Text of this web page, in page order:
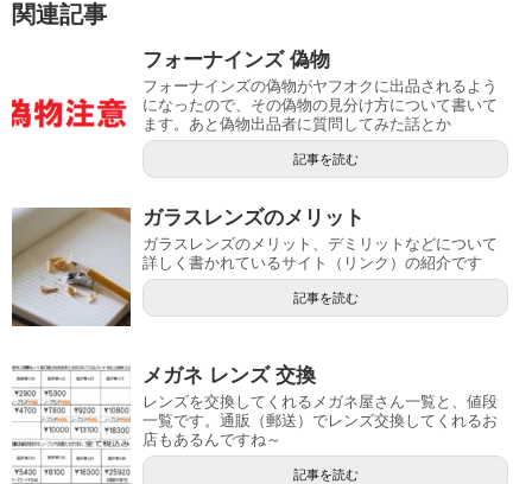
関連記事
フォーナインズ 偽物
フォーナインズの偽物がヤフオクに出品されるよう
になったので、その偽物の見分け方について書いて
ます。あと偽物出品者に質問してみた話とか
記事を読む
ガラスレンズのメリット
ガラスレンズのメリット、デミリットなどについて
詳しく書かれているサイト（リンク）の紹介です
記事を読む
メガネ レンズ 交換
レンズを交換してくれるメガネ屋さん一覧と、値段
一覧です。通販（郵送）でレンズ交換してくれるお
店もあるんですね～
記事を読む